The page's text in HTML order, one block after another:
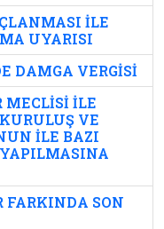
İLE
UYARISI
DAMGA VERGİSİ
MECLİSİ İLE
VE
İLE BAZI
SON